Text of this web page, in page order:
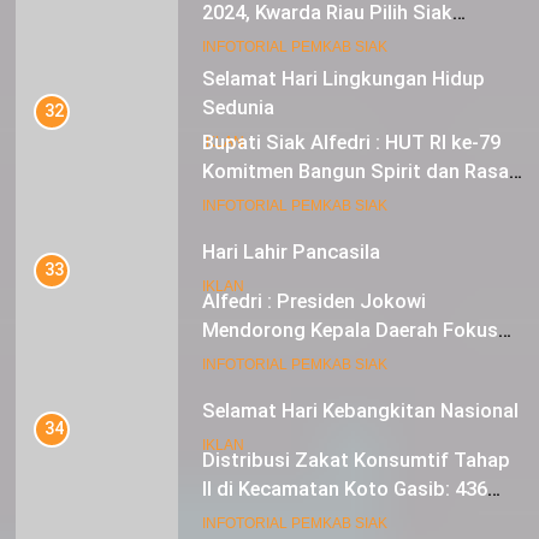
Selamat Hari Lingkungan Hidup
Sedunia
IKLAN
Hari Lahir Pancasila
IKLAN
Selamat Hari Kebangkitan Nasional
IKLAN
2024, Kwarda Riau Pilih Siak
Sebagai Tuan Rumah
INFOTORIAL PEMKAB SIAK
32
Bupati Siak Alfedri : HUT RI ke-79
Komitmen Bangun Spirit dan Rasa
Nasionalisme
INFOTORIAL PEMKAB SIAK
33
Alfedri : Presiden Jokowi
Mendorong Kepala Daerah Fokus
pada Inflasi dan Pilkada Serentak
INFOTORIAL PEMKAB SIAK
34
Distribusi Zakat Konsumtif Tahap
II di Kecamatan Koto Gasib: 436
Mustahik Terima Bantuan
INFOTORIAL PEMKAB SIAK